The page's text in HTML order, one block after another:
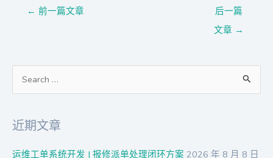
← 前一篇文章
后一篇
文章 →
近期文章
运维工单系统开发 | 报修派单处理闭环方案 2026 年 8 月 8 日